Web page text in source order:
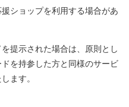
ショップを利用する場合があ
提示された場合は、原則とし
を持参した方と同様のサービ
ます。